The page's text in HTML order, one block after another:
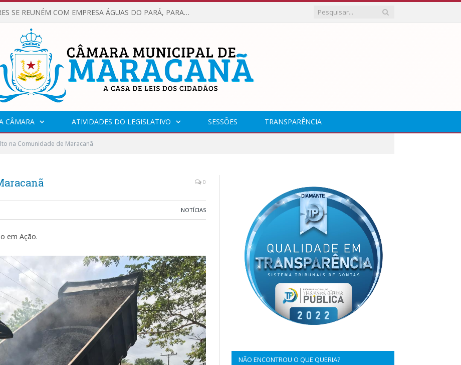
VEREADORES SE REUNÉM COM EMPRESA ÁGUAS DO PARÁ, PARA APRESENTAR REIVINDICAÇÕES E MELHORIAS NA QUALIDADE DOS SERVIÇOS OFERECIDOS Á POPULAÇÃO.
CÂMARA ATIVIDADES DO LEGISLATIVO SESSÕES TRANSPARÊNCIA
na Comunidade de Maracanã
0
NOTÍCIAS
em Ação.
NÃO ENCONTROU O QUE QUERIA?